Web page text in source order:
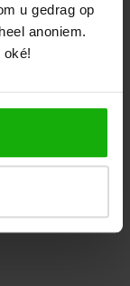
u gedrag op
anoniem.
oké!
België